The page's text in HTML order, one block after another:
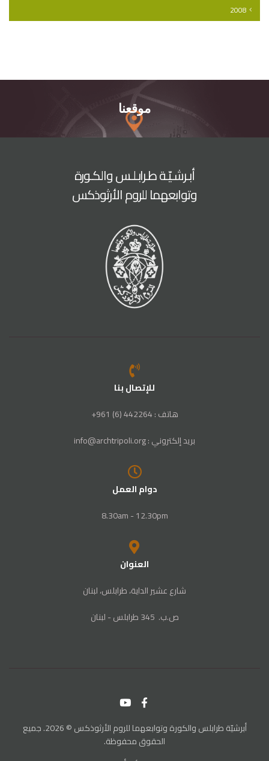
2008
موقعنا
أبـرشـيّـة طـرابـلـس والكـورة
وتوابعهما للروم الأرثوذكس
للإتصال بنا
هاتف : 442264 (6) 961+
بريد إلكتروني : info@archtripoli.org
دوام العمل
8.30am - 12.30pm
العنوان
شارع عشير الداية، طرابلس، لبنان
ص‭.‬ب. ‬345‭ ‬ طرابلس‭ - ‬لبنان
أبرشيّة طرابلس والكورة وتوابعهما للروم الأرثوذكس © 2026. جميع
الحقوق محفوظة.